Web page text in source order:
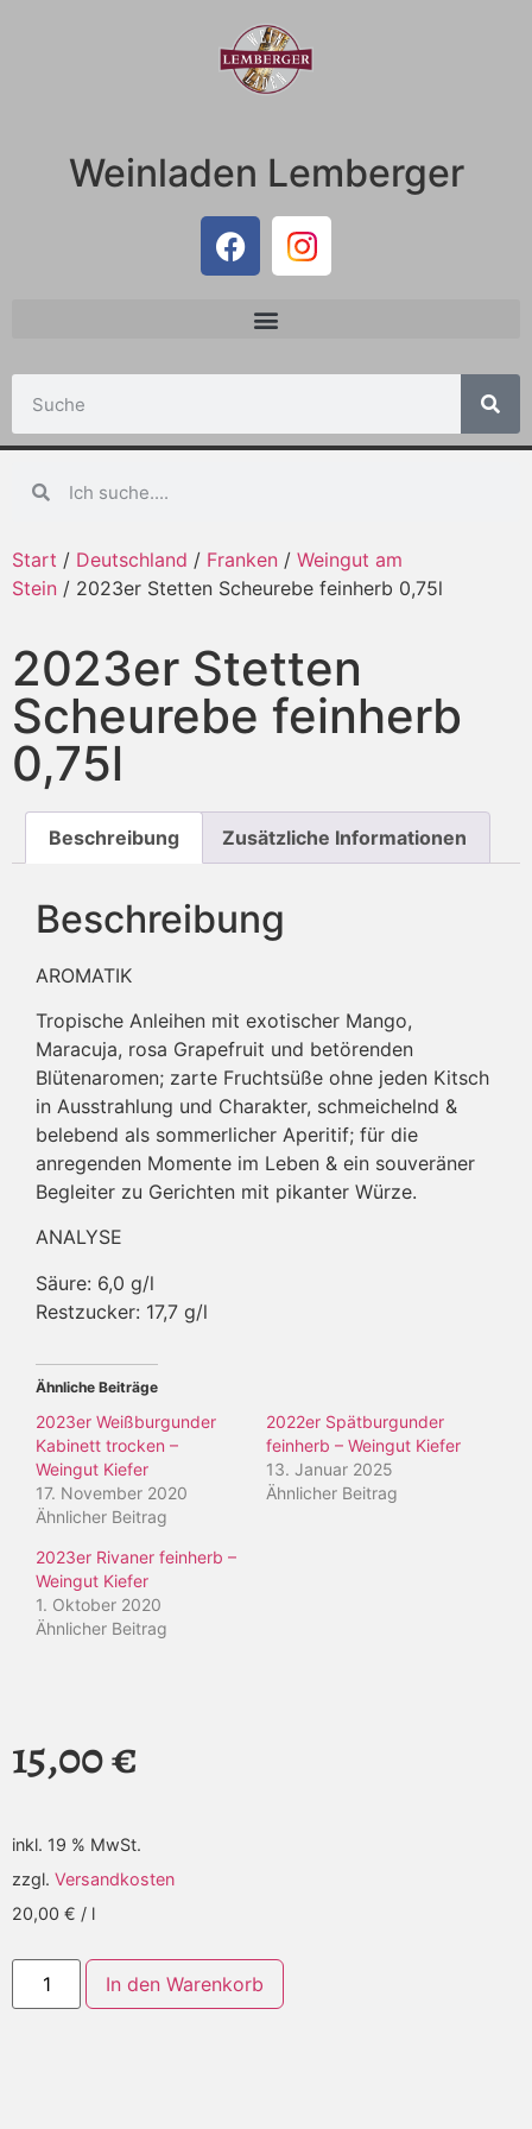
Weinladen Lemberger
Start / Deutschland / Franken / Weingut am
Stein / 2023er Stetten Scheurebe feinherb 0,75l
2023er Stetten
Scheurebe feinherb
0,75l
Beschreibung Zusätzliche Informationen
Beschreibung
AROMATIK
Tropische Anleihen mit exotischer Mango,
Maracuja, rosa Grapefruit und betörenden
Blütenaromen; zarte Fruchtsüße ohne jeden Kitsch
in Ausstrahlung und Charakter, schmeichelnd &
belebend als sommerlicher Aperitif; für die
anregenden Momente im Leben & ein souveräner
Begleiter zu Gerichten mit pikanter Würze.
ANALYSE
Säure: 6,0 g/l
Restzucker: 17,7 g/l
Ähnliche Beiträge
2023er Weißburgunder
Kabinett trocken –
Weingut Kiefer
17. November 2020
Ähnlicher Beitrag
2022er Spätburgunder
feinherb – Weingut Kiefer
13. Januar 2025
Ähnlicher Beitrag
2023er Rivaner feinherb –
Weingut Kiefer
1. Oktober 2020
Ähnlicher Beitrag
15,00€
inkl. 19 % MwSt.
zzgl. Versandkosten
20,00 € / l
In den Warenkorb